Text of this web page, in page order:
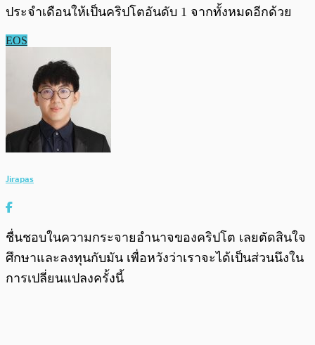
ประจำเดือนให้เป็นคริปโตอันดับ 1 จากทั้งหมดอีกด้วย
EOS
Jirapas
ชื่นชอบในความกระจายอำนาจของคริปโต เลยตัดสินใจ
ศึกษาและลงทุนกับมัน เพื่อหวังว่าเราจะได้เป็นส่วนนึงใน
การเปลี่ยนแปลงครั้งนี้